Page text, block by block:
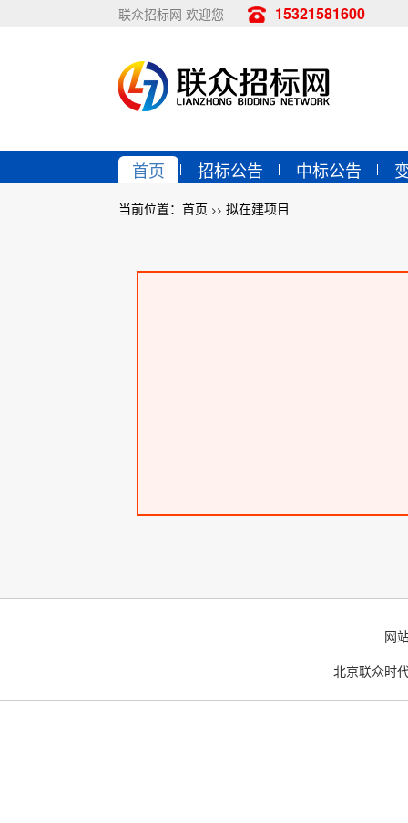
联众招标网 欢迎您 15321581600
首页 招标公告 中标公告
当前位置： 首页 >> 拟在建项目
网
北京联众